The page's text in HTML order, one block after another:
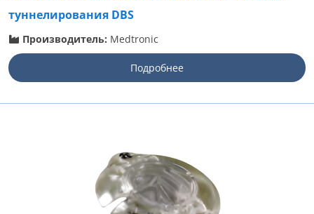
туннелирования DBS
Производитель: Medtronic
Подробнее